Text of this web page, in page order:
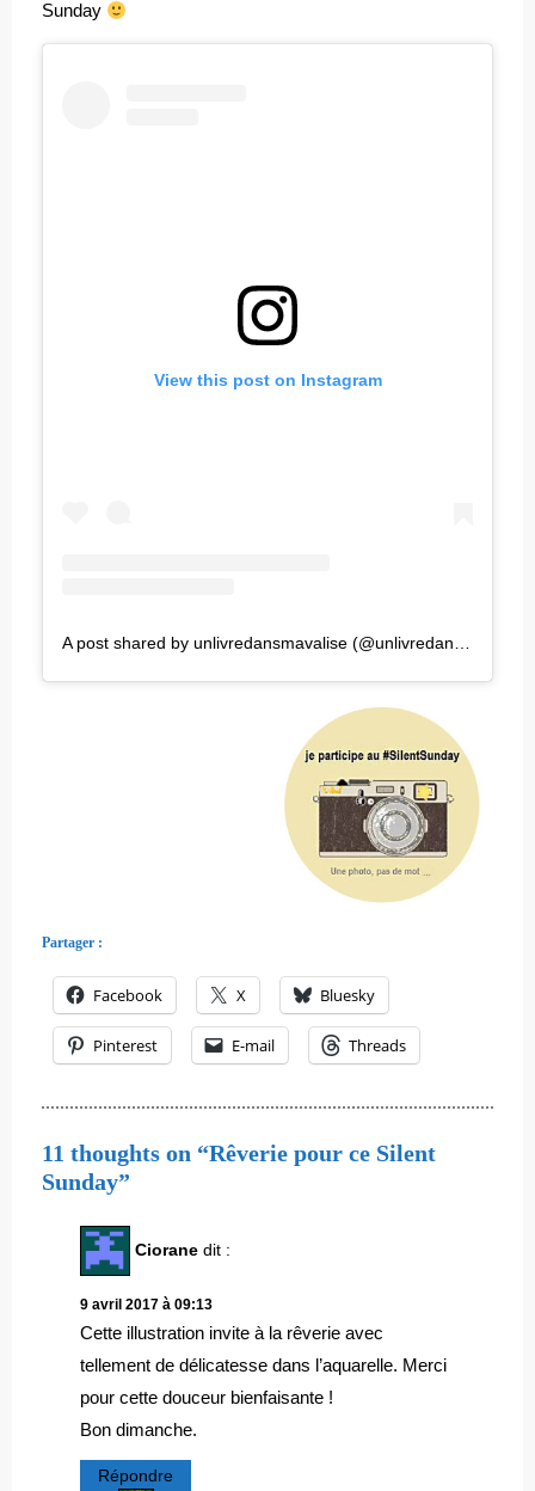
Sunday
View this post on Instagram
A post shared by unlivredansmavalise (@unlivredansmavalise)
Partager :
Facebook X Bluesky
Pinterest E-mail Threads
11 thoughts on “Rêverie pour ce Silent
Sunday”
Ciorane dit :
9 avril 2017 à 09:13
Cette illustration invite à la rêverie avec
tellement de délicatesse dans l’aquarelle. Merci
pour cette douceur bienfaisante !
Bon dimanche.
Répondre